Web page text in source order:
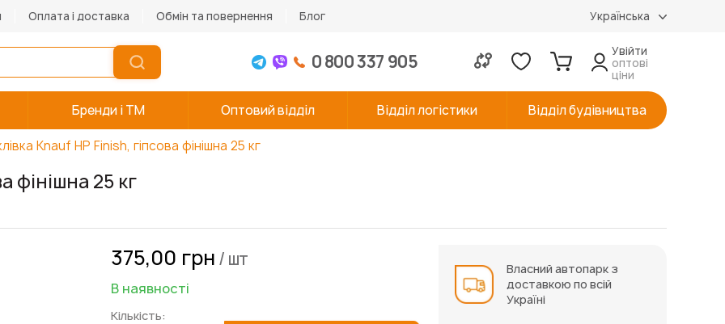
Оплата і доставка Обмін та повернення Блог Українська
0 800 337 905
Увійти
оптові
ціни
Бренди і TM Оптовий відділ Відділ логістики Відділ будівництва
Knauf HP Finish, гіпсова фінішна 25 кг
фінішна 25 кг
375,00 грн / шт
В наявності
Кількість:
Власний автопарк з
доставкою по всій
Україні